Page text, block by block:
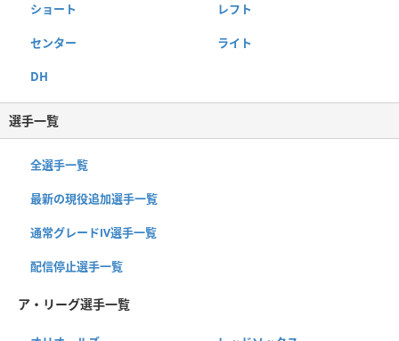
ショート レフト
センター ライト
DH
選手一覧
全選手一覧
最新の現役追加選手一覧
通常グレードⅣ選手一覧
配信停止選手一覧
ア・リーグ選手一覧